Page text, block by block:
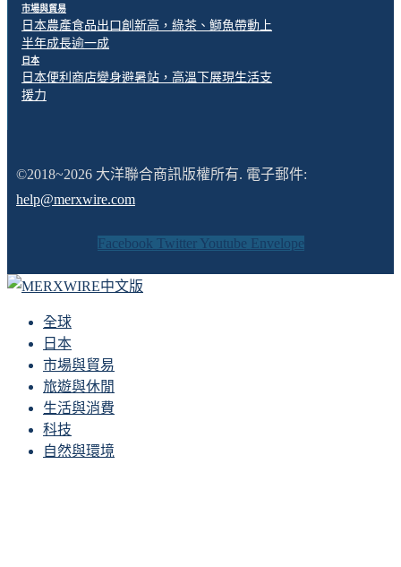
市場與貿易
日本農產食品出口創新高，綠茶、鰤魚帶動上
半年成長逾一成
日本
日本便利商店變身避暑站，高溫下展現生活支
援力
©2018~2026 大洋聯合商訊版權所有. 電子郵件:
help@merxwire.com
Facebook Twitter Youtube Envelope
全球
日本
市場與貿易
旅遊與休閒
生活與消費
科技
自然與環境